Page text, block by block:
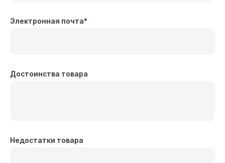
Электронная почта*
Достоинства товара
Недостатки товара